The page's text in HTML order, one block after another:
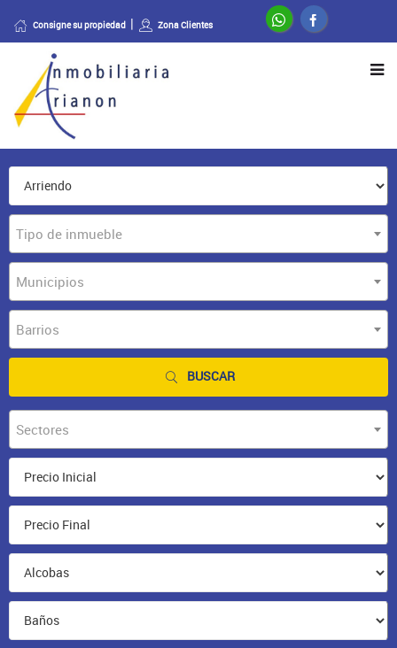
Consigne su propiedad Zona Clientes
Tipo de inmueble
Municipios
Barrios
BUSCAR
Sectores